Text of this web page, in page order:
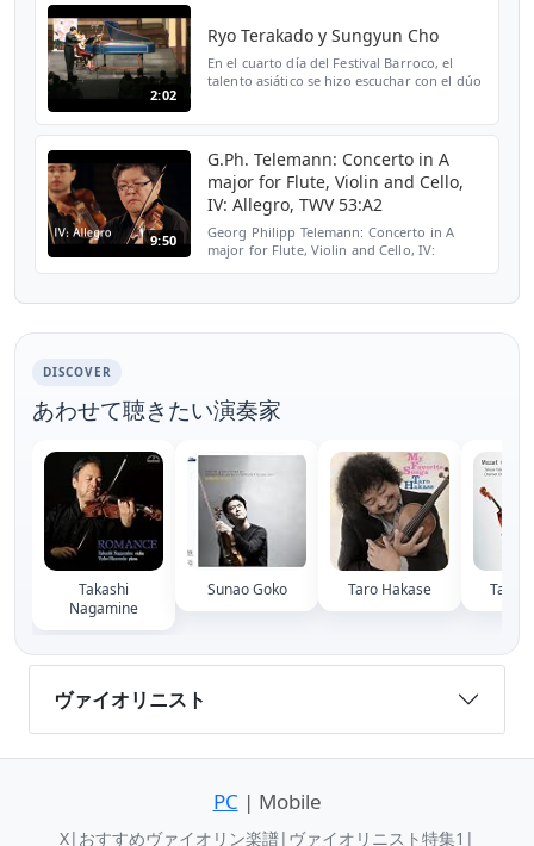
2:02
Ryo Terakado y Sungyun Cho
En el cuarto día del Festival Barroco, el
talento asiático se hizo escuchar con el dúo
9:50
G.Ph. Telemann: Concerto in A
major for Flute, Violin and Cello,
IV: Allegro, TWV 53:A2
Georg Philipp Telemann: Concerto in A
major for Flute, Violin and Cello, IV:
Follow on Ins...
DISCOVER
あわせて聴きたい演奏家
Takashi
Nagamine
Sunao Goko Taro Hakase
ヴァイオリニスト
PC | Mobile
X| おすすめヴァイオリン楽譜| ヴァイオリニスト特集1 |